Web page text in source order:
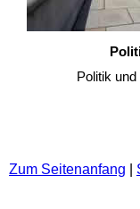
Politik und
Zum Seitenanfang